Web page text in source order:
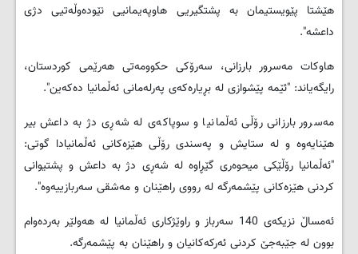
هێشتا پێویستیمان به‌ پشتگیریی هاوپه‌یمانیی نێوده‌وڵه‌تیی دژی
داعشه‌".
هاوكات مه‌سرور بارزانی، سه‌رۆكی حكوومه‌تی هه‌رێمی كوردستان،
رایگه‌یاند: "ئێمه‌ پێشوازی له‌ بڕیاره‌كه‌ی په‌رله‌مانی ئه‌ڵمانیا ده‌كه‌ین".
مه‌سرور بارزانی رۆڵی ئه‌ڵمانیا و سوپاكه‌ی له‌ شه‌ڕی دژ به‌ داعش بیر
هێنایه‌وه‌ و له‌ ستایش و په‌سندی رۆڵی هێزه‌كانی ئه‌ڵمانیادا گوتی:
"ئه‌ڵمانیا رۆڵێكی میحوه‌ری گێڕاوه‌ له‌ شه‌ڕی دژ به‌ داعش و پشتیوانی
كردنی هێزه‌كانی پێشمه‌رگه‌ له‌ رووی راهێنان و مه‌شقی سه‌ربازییه‌وه‌".
ئه‌مساڵ نزیكه‌ی 140 سه‌رباز و راوێژكاری ئه‌ڵمانیا له‌ هه‌ولێر به‌رده‌وام
بوون له‌ جێبه‌جێ كردنی ئه‌ركه‌كانیان و راهێنان به‌ پێشمه‌رگه‌.